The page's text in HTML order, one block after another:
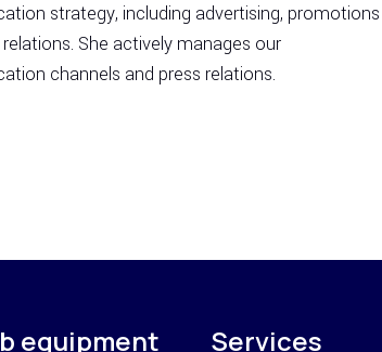
strategy, including advertising, promotions
She actively manages our
channels and press relations.
equipment Services